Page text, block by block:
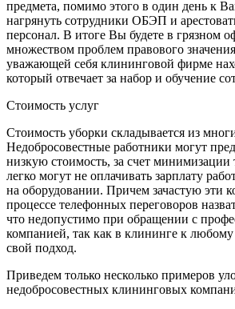
предмета, помимо этого в один день к
нагрянуть сотрудники ОБЭП и
персонал. В итоге Вы будете в грязном
множеством проблем правового
уважающей себя клининговой фирме
который отвечает за набор и обучение
Стоимость услуг
Стоимость уборки складывается из
Недобросовестные работники могут
низкую стоимость, за счет минимизации
легко могут не оплачивать зарплату
на оборудовании. Причем зачастую эти
процессе телефонных переговоров
что недопустимо при обращении с
компанией, так как в клининге к любому
свой подход.
Приведем только несколько примеров
недобросовестных клининговых